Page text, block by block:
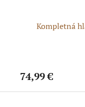
Kompletná
74,99 €
Z